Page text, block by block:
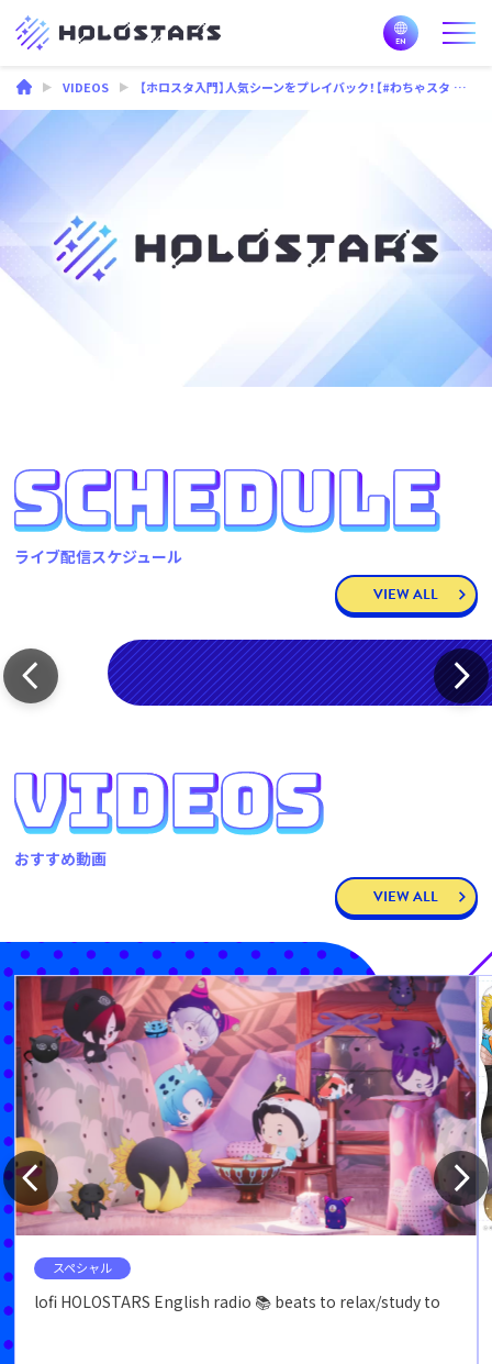
VIDEOS 【ホロスタ入門】人気シーンをプレイバック！【#わちゃスタ 総集編】
ライブ配信スケジュール
VIEW ALL
おすすめ動画
VIEW ALL
スペシャル
lofi HOLOSTARS English radio 📚 beats to relax/study to